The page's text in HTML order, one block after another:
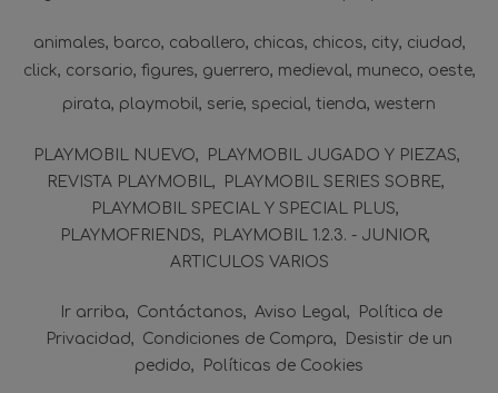
animales barco caballero chicas chicos city ciudad
click corsario figures guerrero medieval muneco oeste
pirata playmobil serie special tienda western
PLAYMOBIL NUEVO
PLAYMOBIL JUGADO Y PIEZAS
REVISTA PLAYMOBIL
PLAYMOBIL SERIES SOBRE
PLAYMOBIL SPECIAL Y SPECIAL PLUS
PLAYMOFRIENDS
PLAYMOBIL 1.2.3. - JUNIOR
ARTICULOS VARIOS
Ir arriba Contáctanos Aviso Legal
Política de
Privacidad
Condiciones de Compra
Desistir de un
pedido
Políticas de Cookies